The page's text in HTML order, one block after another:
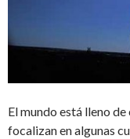
El mundo está lleno
focalizan en algunas